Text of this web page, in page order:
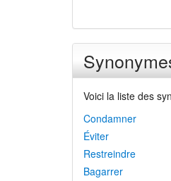
Voici la liste des
Condamner
Éviter
Restreindre
Bagarrer